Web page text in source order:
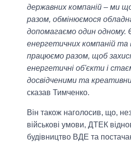
державних компаній – ми
разом, обмінюємося
допомагаємо один одному.
енергетичних компаній та
працюємо разом, щоб
енергетичні об'єкти і
досвідченими та
сказав Тимченко.
Він також наголосив, що,
військові умови, ДТЕК
будівництво ВДЕ та